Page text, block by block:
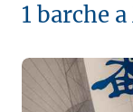
1 barche